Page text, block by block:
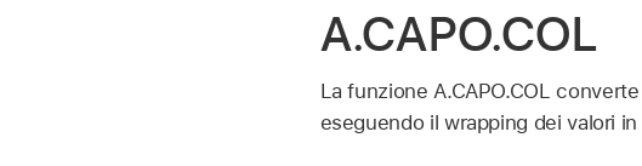
A.CAPO.COL
La funzione A.CAPO.COL
eseguendo il wrapping dei valori